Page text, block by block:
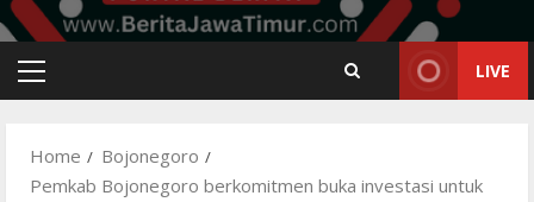
Primary
LIVE
Home
Bojonegoro
Pemkab Bojonegoro berkomitmen buka investasi untuk